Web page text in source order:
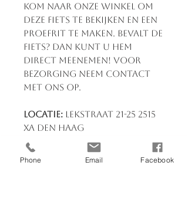
Kom naar onze winkel om
deze fiets te bekijken en een
proefrit te maken. Bevalt de
fiets? Dan kunt u hem
direct meenemen! Voor
bezorging neem contact
met ons op.
Locatie: Lekstraat 21-25 2515
XA Den Haag
Openingstijden:
van 09:00 tot 18:00
Phone Email Facebook